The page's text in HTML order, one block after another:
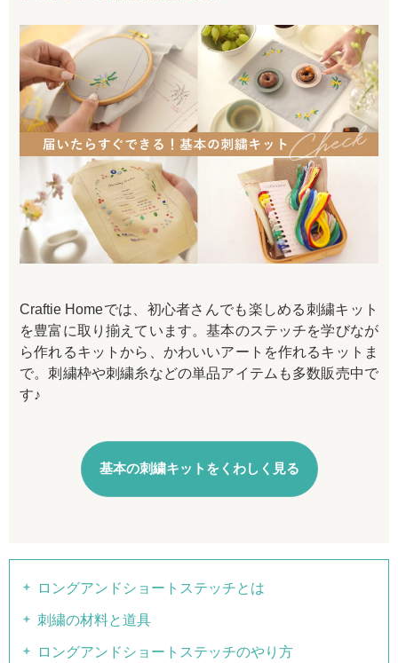
Craftie Homeでは、初心者さんでも楽しめる刺繍キット
を豊富に取り揃えています。基本のステッチを学びなが
ら作れるキットから、かわいいアートを作れるキットま
で。刺繍枠や刺繍糸などの単品アイテムも多数販売中で
す♪
基本の刺繍キットをくわしく見る
ロングアンドショートステッチとは
刺繍の材料と道具
ロングアンドショートステッチのやり方